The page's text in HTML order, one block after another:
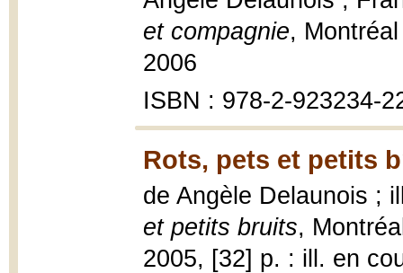
et compagnie,
2006
ISBN : 978-2-923234-
Rots, pets et petits
de Angèle Delaunois ;
et petits bruits,
2005, [32] p. : ill. en